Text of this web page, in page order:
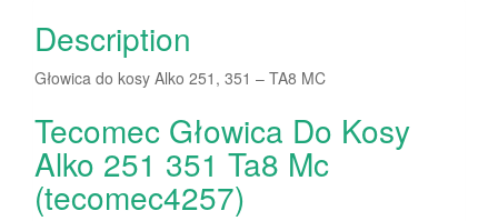
Description
Głowica do kosy Alko 251, 351 – TA8 MC
Tecomec Głowica Do Kosy
Alko 251 351 Ta8 Mc
(tecomec4257)